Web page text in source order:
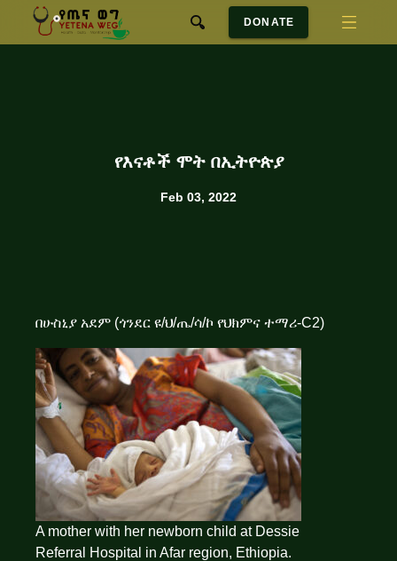
DONATE
የእናቶች ሞት በኢትዮጵያ
Feb 03, 2022
በሁስኒያ አደም (ጎንደር ዩ/ህ/ጤ/ሳ/ኮ የህክምና ተማሪ-C2)
A mother with her newborn child at Dessie
Referral Hospital in Afar region, Ethiopia.